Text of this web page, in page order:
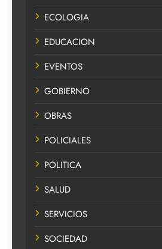
ECOLOGIA
EDUCACION
EVENTOS
GOBIERNO
OBRAS
POLICIALES
POLITICA
SALUD
SERVICIOS
SOCIEDAD